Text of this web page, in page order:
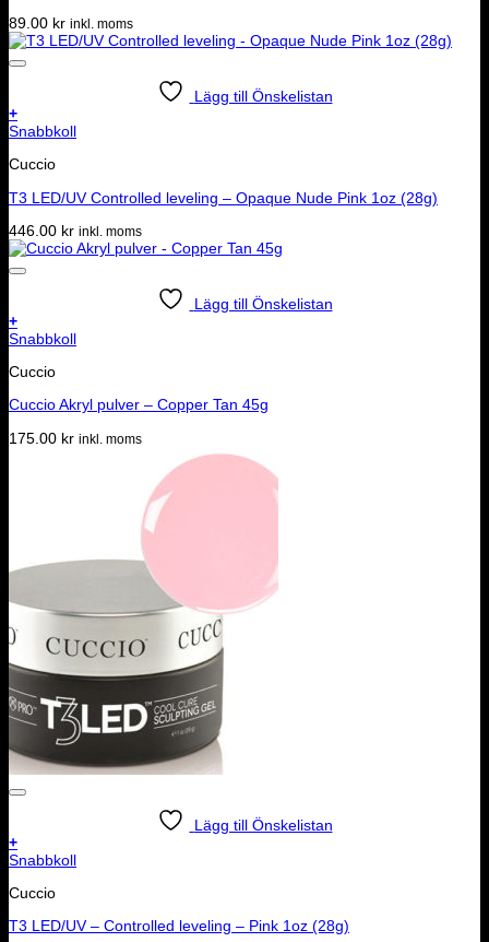
89.00 kr inkl. moms
Lägg till Önskelistan
+
Snabbkoll
Cuccio
T3 LED/UV Controlled leveling – Opaque Nude Pink 1oz (28g)
446.00 kr inkl. moms
Lägg till Önskelistan
+
Snabbkoll
Cuccio
Cuccio Akryl pulver – Copper Tan 45g
175.00 kr inkl. moms
Lägg till Önskelistan
+
Snabbkoll
Cuccio
T3 LED/UV – Controlled leveling – Pink 1oz (28g)